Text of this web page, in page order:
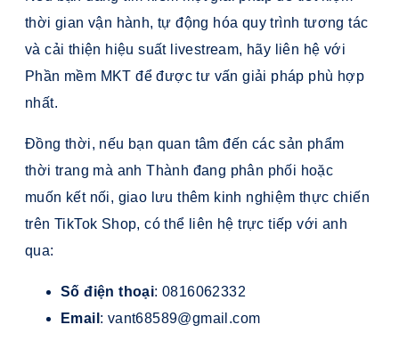
thời gian vận hành, tự động hóa quy trình tương tác
và cải thiện hiệu suất livestream, hãy liên hệ với
Phần mềm MKT để được tư vấn giải pháp phù hợp
nhất.
Đồng thời, nếu bạn quan tâm đến các sản phẩm
thời trang mà anh Thành đang phân phối hoặc
muốn kết nối, giao lưu thêm kinh nghiệm thực chiến
trên TikTok Shop, có thể liên hệ trực tiếp với anh
qua:
Số điện thoại: 0816062332
Email : vant68589@gmail.com